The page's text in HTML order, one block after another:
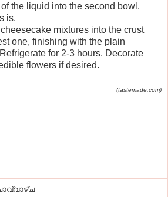
the liquid into the second bowl.
is.
mixtures into the crust
one, finishing with the plain
for 2-3 hours. Decorate
flowers if desired.
(tastemade.com)